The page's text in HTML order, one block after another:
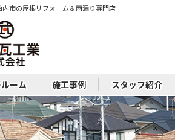
市の屋根リフォーム＆雨漏り専門店
ーム 施工事例 スタッフ紹介